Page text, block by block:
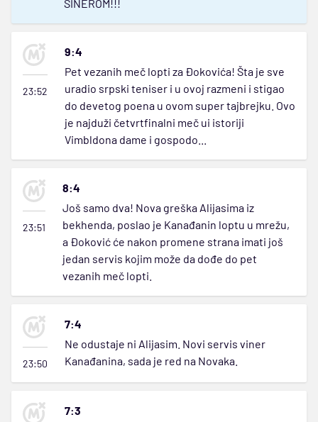
SINEROM!!!
23:52
9:4
Pet vezanih meč lopti za Đokovića! Šta je sve
uradio srpski teniser i u ovoj razmeni i stigao
do devetog poena u ovom super tajbrejku. Ovo
je najduži četvrtfinalni meč ui istoriji
Vimbldona dame i gospodo...
23:51
8:4
Još samo dva! Nova greška Alijasima iz
bekhenda, poslao je Kanađanin loptu u mrežu,
a Đoković će nakon promene strana imati još
jedan servis kojim može da dođe do pet
vezanih meč lopti.
23:50
7:4
Ne odustaje ni Alijasim. Novi servis viner
Kanađanina, sada je red na Novaka.
7:3